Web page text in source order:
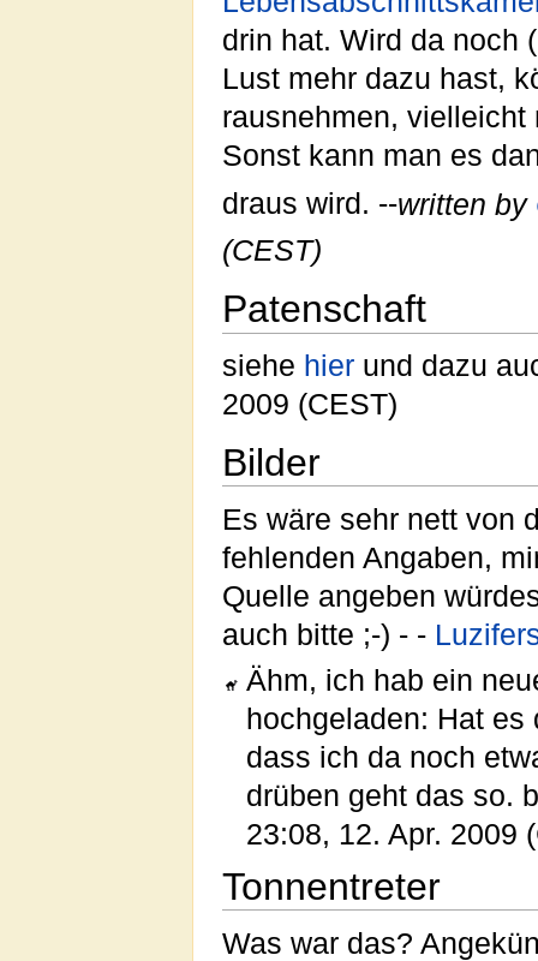
drin hat. Wird da noch
Lust mehr dazu hast,
rausnehmen,
Sonst kann man es
draus wird. --written by
(CEST)
Patenschaft
siehe hier und dazu
2009 (CEST)
Bilder
Es wäre sehr nett von
fehlenden Angaben,
Quelle angeben
auch bitte ;-) - -
Ähm, ich hab ein
hochgeladen: Hat
dass ich da noch
drüben geht das so.
23:08, 12. Apr. 2009
Tonnentreter
Was war das?